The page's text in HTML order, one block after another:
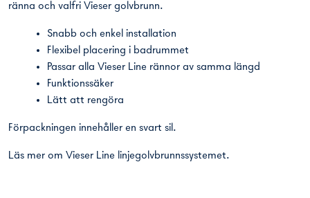
ränna och valfri Vieser golvbrunn.
Snabb och enkel installation
Flexibel placering i badrummet
Passar alla Vieser Line rännor av samma längd
Funktionssäker
Lätt att rengöra
Förpackningen innehåller en svart sil.
Läs mer om Vieser Line linjegolvbrunnssystemet.